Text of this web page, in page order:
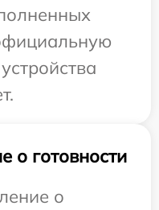
о готовности
о